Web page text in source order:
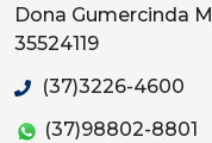
Dona Gumercinda
35524119
(37)3226-4600
(37)98802-8801